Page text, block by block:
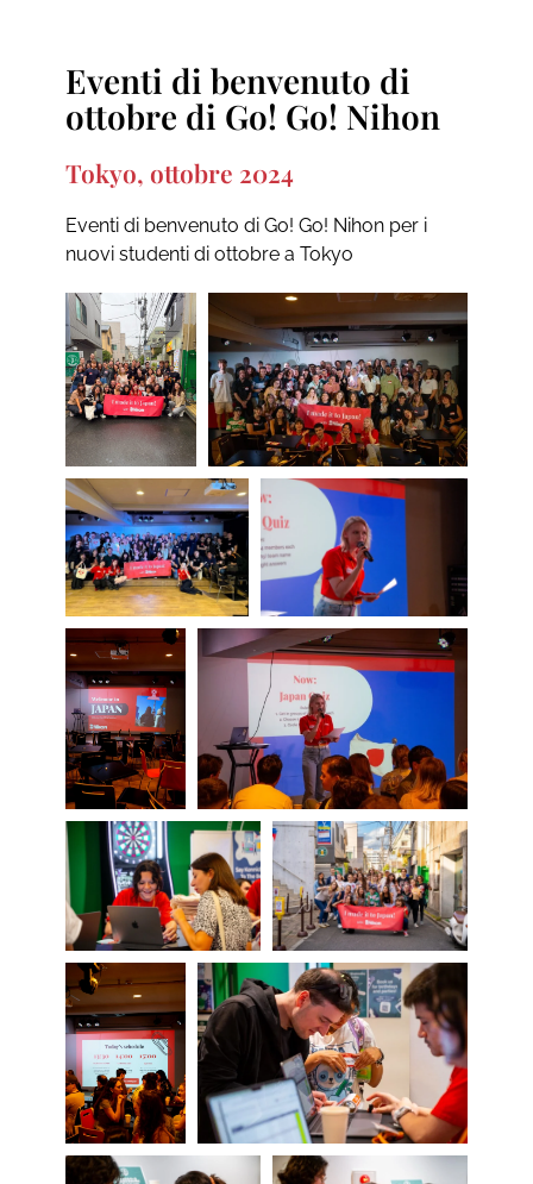
Eventi di benvenuto di
ottobre di Go! Go! Nihon
Tokyo, ottobre 2024
Eventi di benvenuto di Go! Go! Nihon per i
nuovi studenti di ottobre a Tokyo